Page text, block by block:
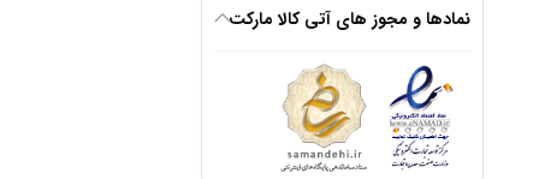
نمادها و مجوز های آتی کالا مارکت